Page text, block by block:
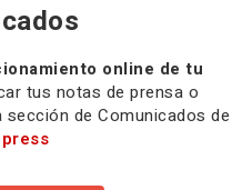
online de tu
tus notas de prensa o
de Comunicados de
press